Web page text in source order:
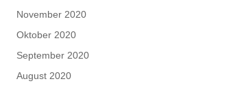
November 2020
Oktober 2020
September 2020
August 2020